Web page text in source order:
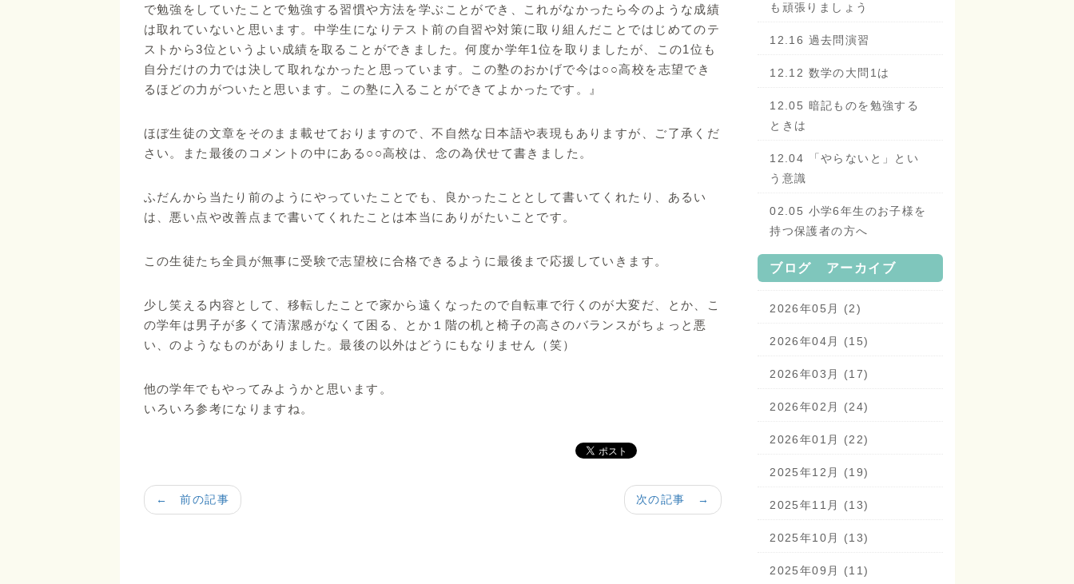
で勉強をしていたことで勉強する習慣や方法を学ぶことができ、これがなかったら今のような成績
は取れていないと思います。中学生になりテスト前の自習や対策に取り組んだことではじめてのテ
ストから3位というよい成績を取ることができました。何度か学年1位を取りましたが、この1位も
自分だけの力では決して取れなかったと思っています。この塾のおかげで今は○○高校を志望でき
るほどの力がついたと思います。この塾に入ることができてよかったです。』
ほぼ生徒の文章をそのまま載せておりますので、不自然な日本語や表現もありますが、ご了承くだ
さい。また最後のコメントの中にある○○高校は、念の為伏せて書きました。
ふだんから当たり前のようにやっていたことでも、良かったこととして書いてくれたり、あるい
は、悪い点や改善点まで書いてくれたことは本当にありがたいことです。
この生徒たち全員が無事に受験で志望校に合格できるように最後まで応援していきます。
少し笑える内容として、移転したことで家から遠くなったので自転車で行くのが大変だ、とか、こ
の学年は男子が多くて清潔感がなくて困る、とか１階の机と椅子の高さのバランスがちょっと悪
い、のようなものがありました。最後の以外はどうにもなりません（笑）
他の学年でもやってみようかと思います。
いろいろ参考になりますね。
次の記事 →
← 前の記事
も頑張りましょう
12.16 過去問演習
12.12 数学の大問1は
12.05 暗記ものを勉強する
ときは
12.04 「やらないと」とい
う意識
02.05 小学6年生のお子様を
持つ保護者の方へ
ブログ アーカイブ
2026年05月 (2)
2026年04月 (15)
2026年03月 (17)
2026年02月 (24)
2026年01月 (22)
2025年12月 (19)
2025年11月 (13)
2025年10月 (13)
2025年09月 (11)